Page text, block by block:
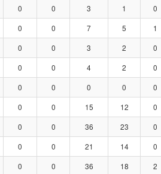
0 0 3 1 0
0 0 7 5 1
0 0 3 2 0
0 0 4 2 0
0 0 0 0 0
0 0 15 12 0
0 0 36 23 0
0 0 21 14 0
0 0 36 18 2